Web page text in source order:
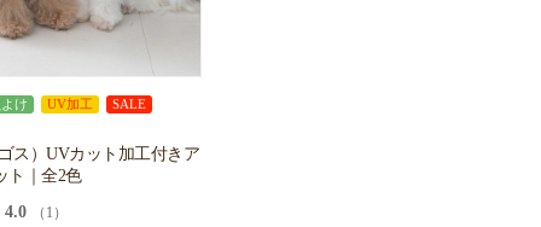
け UV加工 SALE
ス）UVカット加工付きア
ト｜全2色
（1）